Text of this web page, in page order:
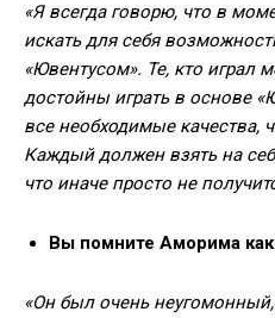
«Я всегда говорю, что в
искать для себя
«Ювентусом». Те, кто играл
достойны играть в основе
все необходимые качества,
Каждый должен взять на
что иначе просто не
Вы помните Аморима как
«Он был очень